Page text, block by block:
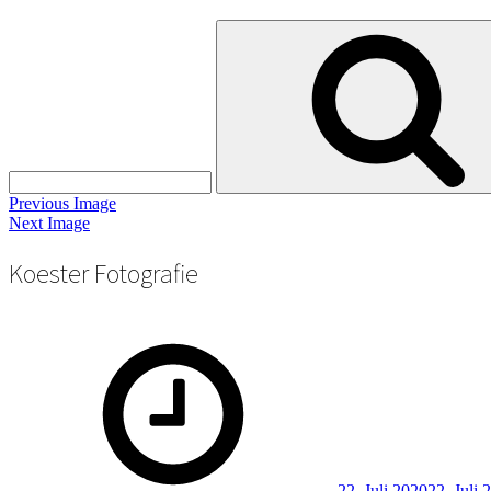
Previous Image
Next Image
Koester Fotografie